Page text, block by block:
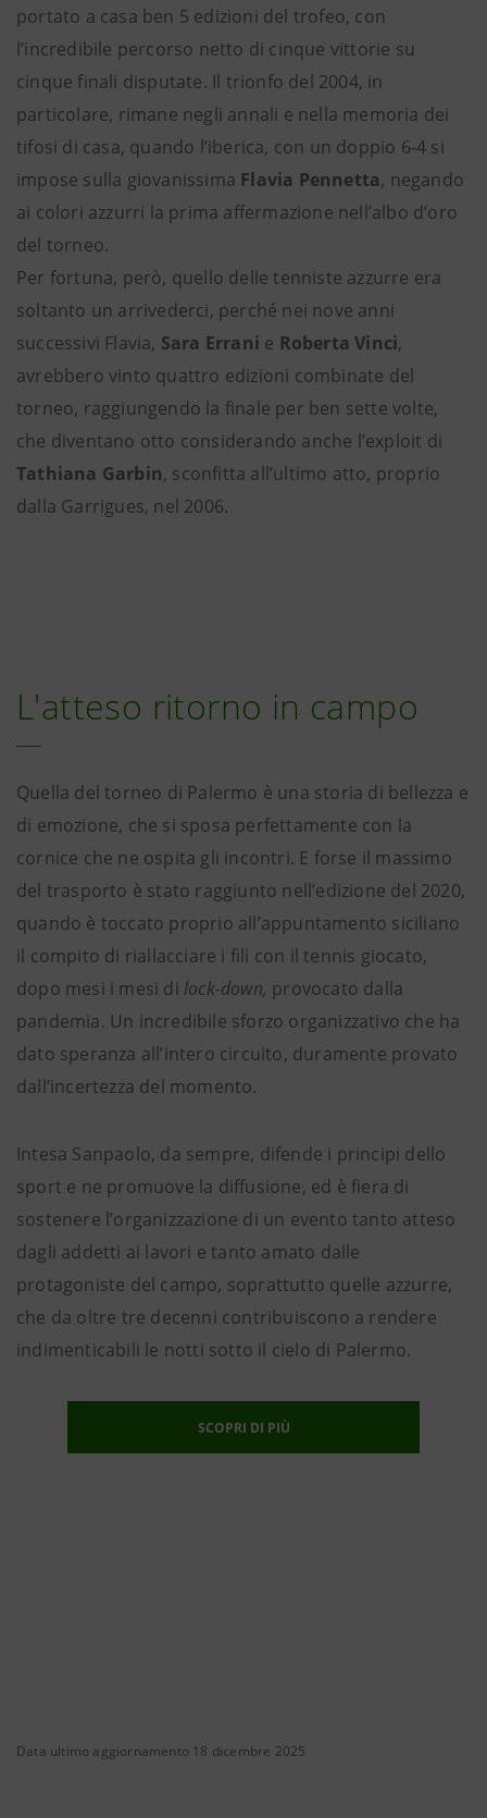
portato a casa ben 5 edizioni del trofeo, con
l’incredibile percorso netto di cinque vittorie su
cinque finali disputate. Il trionfo del 2004, in
particolare, rimane negli annali e nella memoria dei
tifosi di casa, quando l’iberica, con un doppio 6-4 si
impose sulla giovanissima Flavia Pennetta, negando
ai colori azzurri la prima affermazione nell’albo d’oro
del torneo.
Per fortuna, però, quello delle tenniste azzurre era
soltanto un arrivederci, perché nei nove anni
successivi Flavia, Sara Errani e Roberta Vinci,
avrebbero vinto quattro edizioni combinate del
torneo, raggiungendo la finale per ben sette volte,
che diventano otto considerando anche l’exploit di
Tathiana Garbin, sconfitta all’ultimo atto, proprio
dalla Garrigues, nel 2006.
L'atteso ritorno in campo
Quella del torneo di Palermo è una storia di bellezza e
di emozione, che si sposa perfettamente con la
cornice che ne ospita gli incontri. E forse il massimo
del trasporto è stato raggiunto nell’edizione del 2020,
quando è toccato proprio all’appuntamento siciliano
il compito di riallacciare i fili con il tennis giocato,
dopo mesi i mesi di lock-down, provocato dalla
pandemia. Un incredibile sforzo organizzativo che ha
dato speranza all’intero circuito, duramente provato
dall’incertezza del momento.
Intesa Sanpaolo, da sempre, difende i principi dello
sport e ne promuove la diffusione, ed è fiera di
sostenere l’organizzazione di un evento tanto atteso
dagli addetti ai lavori e tanto amato dalle
protagoniste del campo, soprattutto quelle azzurre,
che da oltre tre decenni contribuiscono a rendere
indimenticabili le notti sotto il cielo di Palermo.
SCOPRI DI PIÙ
Data ultimo aggiornamento 18 dicembre 2025